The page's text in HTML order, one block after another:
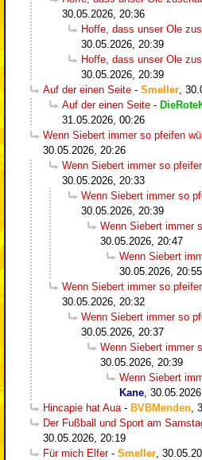
30.05.2026, 20:36
Hoffe, dass unser Ole
30.05.2026, 20:39
Hoffe, dass unser Ole
30.05.2026, 20:39
Auf der einen Seite - Smeller
Auf der einen Seite -
31.05.2026, 00:26
Wenn Siebert immer so pfeifen
30.05.2026, 20:26
Wenn Siebert immer so
30.05.2026, 20:33
Wenn Siebert immer so
30.05.2026, 20:39
Wenn Siebert immer
30.05.2026, 20:47
Wenn Siebert
30.05.2026, 20:55
Wenn Siebert immer so
30.05.2026, 20:32
Wenn Siebert immer so
30.05.2026, 20:37
Wenn Siebert immer
30.05.2026, 20:39
Wenn Siebert
Kane
Hincapie hat Aua - BVBMenden
Der Fußball und Sport am
30.05.2026, 20:19
Für mich Elfer- Smeller